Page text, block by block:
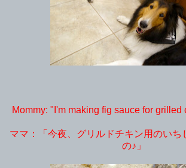
Mommy: "I'm making fig sauce for grilled
ママ：「今夜、グリルドチキン用のいち
の♪」